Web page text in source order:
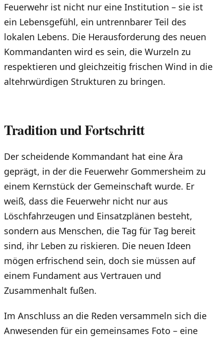
Feuerwehr ist nicht nur eine Institution – sie ist
ein Lebensgefühl, ein untrennbarer Teil des
lokalen Lebens. Die Herausforderung des neuen
Kommandanten wird es sein, die Wurzeln zu
respektieren und gleichzeitig frischen Wind in die
altehrwürdigen Strukturen zu bringen.
Tradition und Fortschritt
Der scheidende Kommandant hat eine Ära
geprägt, in der die Feuerwehr Gom­mers­heim zu
einem Kernstück der Gemeinschaft wurde. Er
weiß, dass die Feuerwehr nicht nur aus
Löschfahrzeugen und Einsatzplänen besteht,
sondern aus Menschen, die Tag für Tag bereit
sind, ihr Leben zu riskieren. Die neuen Ideen
mögen erfrischend sein, doch sie müssen auf
einem Fundament aus Vertrauen und
Zusammenhalt fußen.
Im Anschluss an die Reden versammeln sich die
Anwesenden für ein gemeinsames Foto – eine